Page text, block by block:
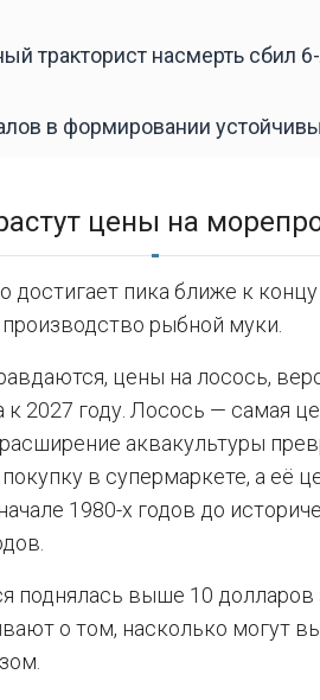
тракторист насмерть сбил
в формировании
цены на
пика ближе к
рыбной муки.
цены на лосось,
2027 году. Лосось — самая
аквакультуры
в супермаркете, а её
1980-х годов до
поднялась выше 10 долларов
о том, насколько могут